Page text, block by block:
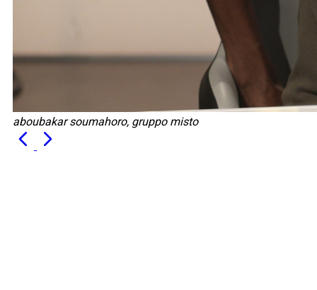
aboubakar soumahoro, gruppo misto